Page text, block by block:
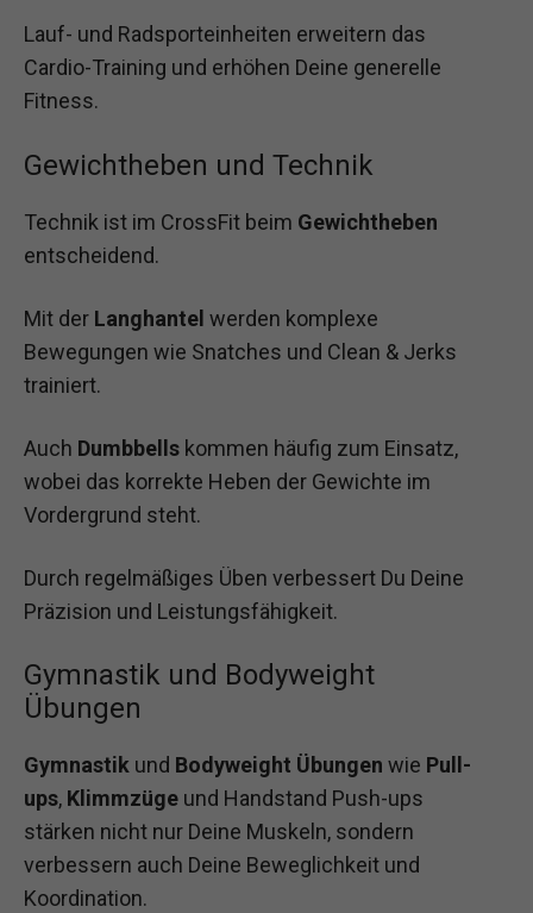
Lauf- und Radsporteinheiten erweitern das
Cardio-Training und erhöhen Deine generelle
Fitness.
Gewichtheben und Technik
Technik ist im CrossFit beim Gewichtheben
entscheidend.
Mit der Langhantel werden komplexe
Bewegungen wie Snatches und Clean & Jerks
trainiert.
Auch Dumbbells kommen häufig zum Einsatz,
wobei das korrekte Heben der Gewichte im
Vordergrund steht.
Durch regelmäßiges Üben verbessert Du Deine
Präzision und Leistungsfähigkeit.
Gymnastik und Bodyweight
Übungen
Gymnastik und Bodyweight Übungen wie Pull-
ups, Klimmzüge und Handstand Push-ups
stärken nicht nur Deine Muskeln, sondern
verbessern auch Deine Beweglichkeit und
Koordination.